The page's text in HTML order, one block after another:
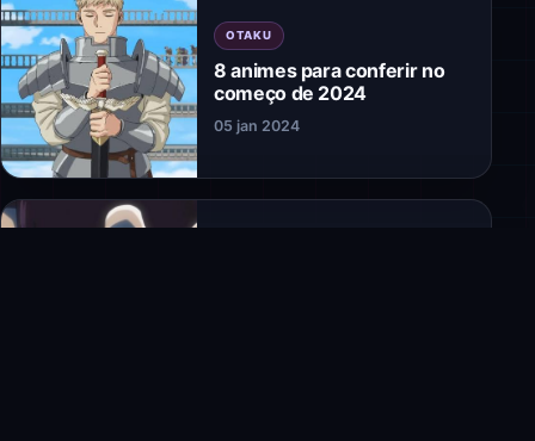
OTAKU
8 animes para conferir no
começo de 2024
05 jan 2024